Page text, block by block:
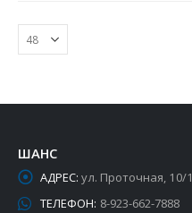
ШАНС
АДРЕС: ул. Проточная, 10/1
ТЕЛЕФОН: 8-923-662-7888